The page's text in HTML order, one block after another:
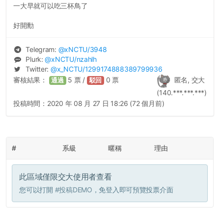
一大早就可以吃三杯鳥了
好開勳
Telegram: @xNCTU/3948
Plurk:@xNCTU/nzahlh
Twitter: @x_NCTU/1299174888389799936
匿名, 交大
(140.***.***.***)
審核結果： 通過 5 票 / 駁回 0 票
投稿時間： 2020 年 08 月 27 日 18:26 (72 個月前)
# 系級 暱稱 理由
此區域僅限交大使用者查看
您可以打開 #投稿DEMO ，免登入即可預覽投票介面